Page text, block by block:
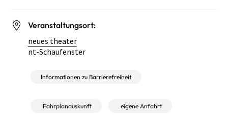
Veranstaltungsort:
neues theater
nt-Schaufenster
Informationen zu Barrierefreiheit
Fahrplanauskunft eigene Anfahrt